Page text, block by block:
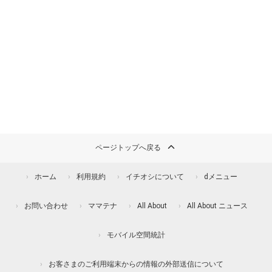
ページトップへ戻る
ホーム 利用規約 イチオシについて dメニュー
お問い合わせ ママテナ All About All About ニュース
モバイル空間統計
お客さまのご利用端末からの情報の外部送信について